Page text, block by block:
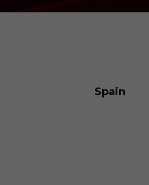
Spain